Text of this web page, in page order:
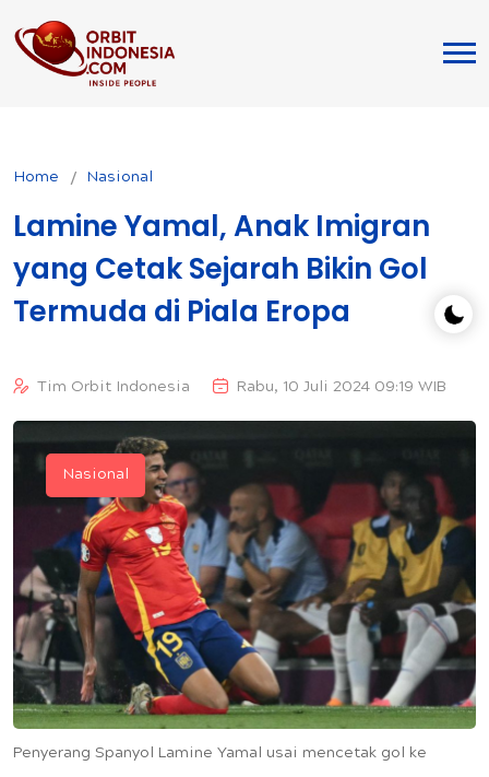
Home Nasional
Lamine Yamal, Anak Imigran
yang Cetak Sejarah Bikin Gol
Termuda di Piala Eropa
Tim Orbit Indonesia Rabu, 10 Juli 2024 09:19 WIB
Penyerang Spanyol Lamine Yamal usai mencetak gol ke
Nasional